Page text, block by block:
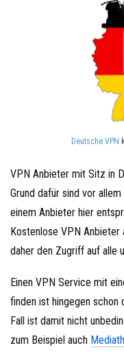
Deutsche VPN
VPN Anbieter mit Sitz in
Grund dafür sind vor
einem Anbieter hier
Kostenlose VPN Anbieter
daher den Zugriff auf alle
Einen VPN Service mit
finden ist hingegen schon
Fall ist damit nicht
zum Beispiel auch